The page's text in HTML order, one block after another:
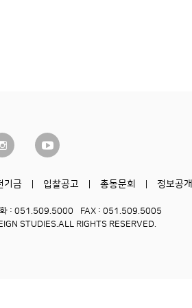
기금 입찰공고 총동문회 정보공개
: 051.509.5000
FAX : 051.509.5005
STUDIES. ALL RIGHTS RESERVED.